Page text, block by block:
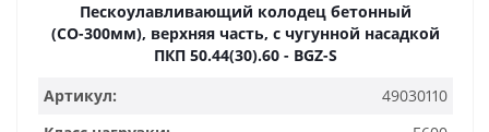
Пескоулавливающий колодец бетонный
(СО-300мм), верхняя часть, с чугунной насадкой
ПКП 50.44(30).60 - BGZ-S
Артикул:
49030110